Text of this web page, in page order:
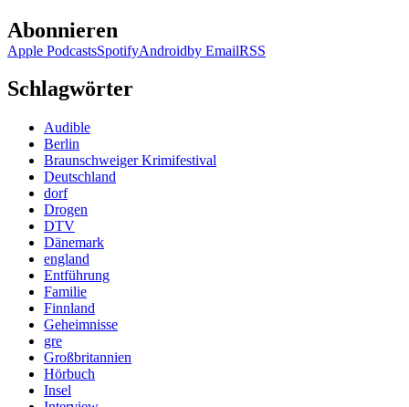
Abonnieren
Apple PodcastsSpotifyAndroidby EmailRSS
Schlagwörter
Audible
Berlin
Braunschweiger Krimifestival
Deutschland
dorf
Drogen
DTV
Dänemark
england
Entführung
Familie
Finnland
Geheimnisse
gre
Großbritannien
Hörbuch
Insel